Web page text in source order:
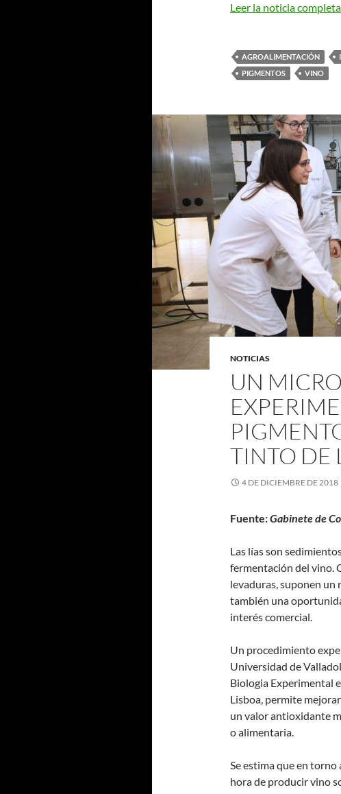
Leer la noticia completa
AGROALIMENTACIÓN
PIGMENTOS
VINO
NOTICIAS
UN
TINTO DE
4 DE DICIEMBRE DE 2018
Fuente:Gabinete de
Las lías son
fermentación del vino.
levaduras, suponen un
también una
interés comercial.
Un procedimiento
Universidad de
Biologia Experimental
Lisboa, permite
un valor antioxidante
o alimentaria.
Se estima que en torno
hora de producir vino